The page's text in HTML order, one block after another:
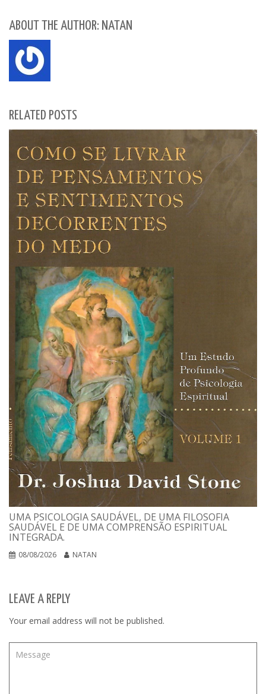
ABOUT THE AUTHOR: NATAN
RELATED POSTS
UMA PSICOLOGIA SAUDÁVEL, DE UMA FILOSOFIA
SAUDÁVEL E DE UMA COMPRENSÃO ESPIRITUAL
INTEGRADA.
08/08/2026 NATAN
LEAVE A REPLY
Your email address will not be published.